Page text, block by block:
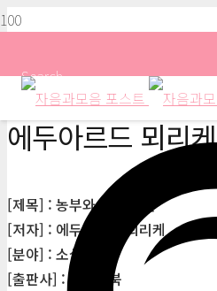
Search
에두아르드 뫼리케
[제목] : 농부와 그의 아들
[저자] : 에두아르드 뫼리케
[분야] : 소설
[출판사] : 에브리북